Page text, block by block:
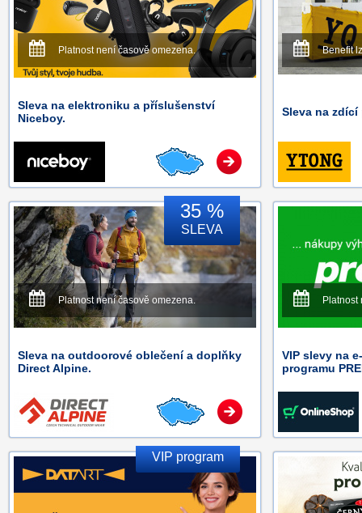
Platnost není časově omezena.
Sleva na elektroniku a příslušenství
Niceboy.
Benefit
Sleva na zdící
35 %
SLEVA
Platnost není časově omezena.
Sleva na outdoorové oblečení a doplňky
Direct Alpine.
Platnost
VIP slevy na
programu
VIP program